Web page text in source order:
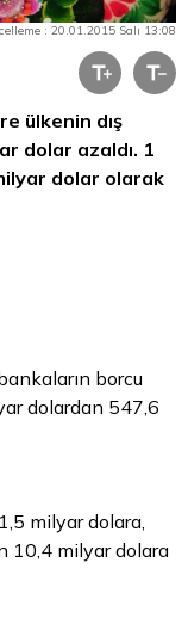
: 20.01.2015 Salı 13:08
ülkenin dış
dolar azaldı. 1
dolar olarak
borcu
dolardan 547,6
milyar dolara,
10,4 milyar dolara